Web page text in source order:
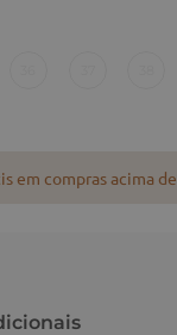
em compras acima de